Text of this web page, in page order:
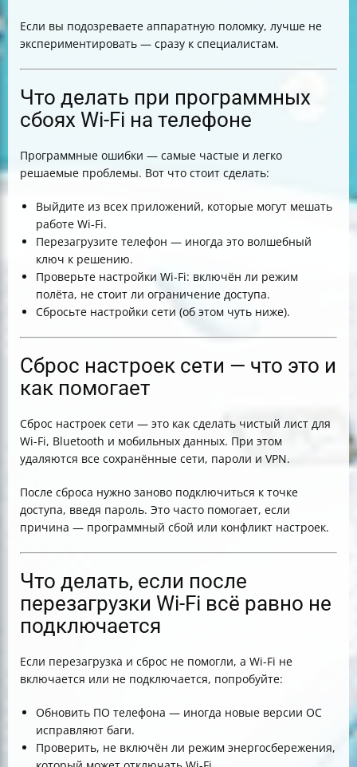
Если вы подозреваете аппаратную поломку, лучше не
экспериментировать — сразу к специалистам.
Что делать при программных
сбоях Wi-Fi на телефоне
Программные ошибки — самые частые и легко
решаемые проблемы. Вот что стоит сделать:
Выйдите из всех приложений, которые могут мешать
работе Wi-Fi.
Перезагрузите телефон — иногда это волшебный
ключ к решению.
Проверьте настройки Wi-Fi: включён ли режим
полёта, не стоит ли ограничение доступа.
Сбросьте настройки сети (об этом чуть ниже).
Сброс настроек сети — что это и
как помогает
Сброс настроек сети — это как сделать чистый лист для
Wi-Fi, Bluetooth и мобильных данных. При этом
удаляются все сохранённые сети, пароли и VPN.
После сброса нужно заново подключиться к точке
доступа, введя пароль. Это часто помогает, если
причина — программный сбой или конфликт настроек.
Что делать, если после
перезагрузки Wi-Fi всё равно не
подключается
Если перезагрузка и сброс не помогли, а Wi-Fi не
включается или не подключается, попробуйте:
Обновить ПО телефона — иногда новые версии ОС
исправляют баги.
Проверить, не включён ли режим энергосбережения,